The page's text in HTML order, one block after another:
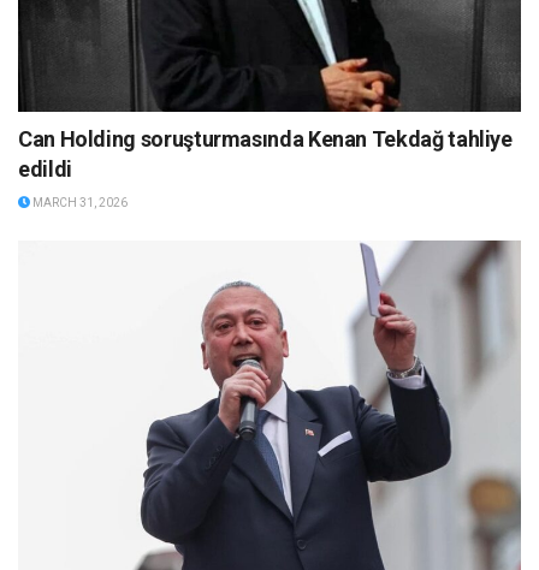
Can Holding soruşturmasında Kenan Tekdağ tahliye
edildi
MARCH 31, 2026